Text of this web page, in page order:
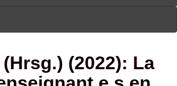
(2022): La